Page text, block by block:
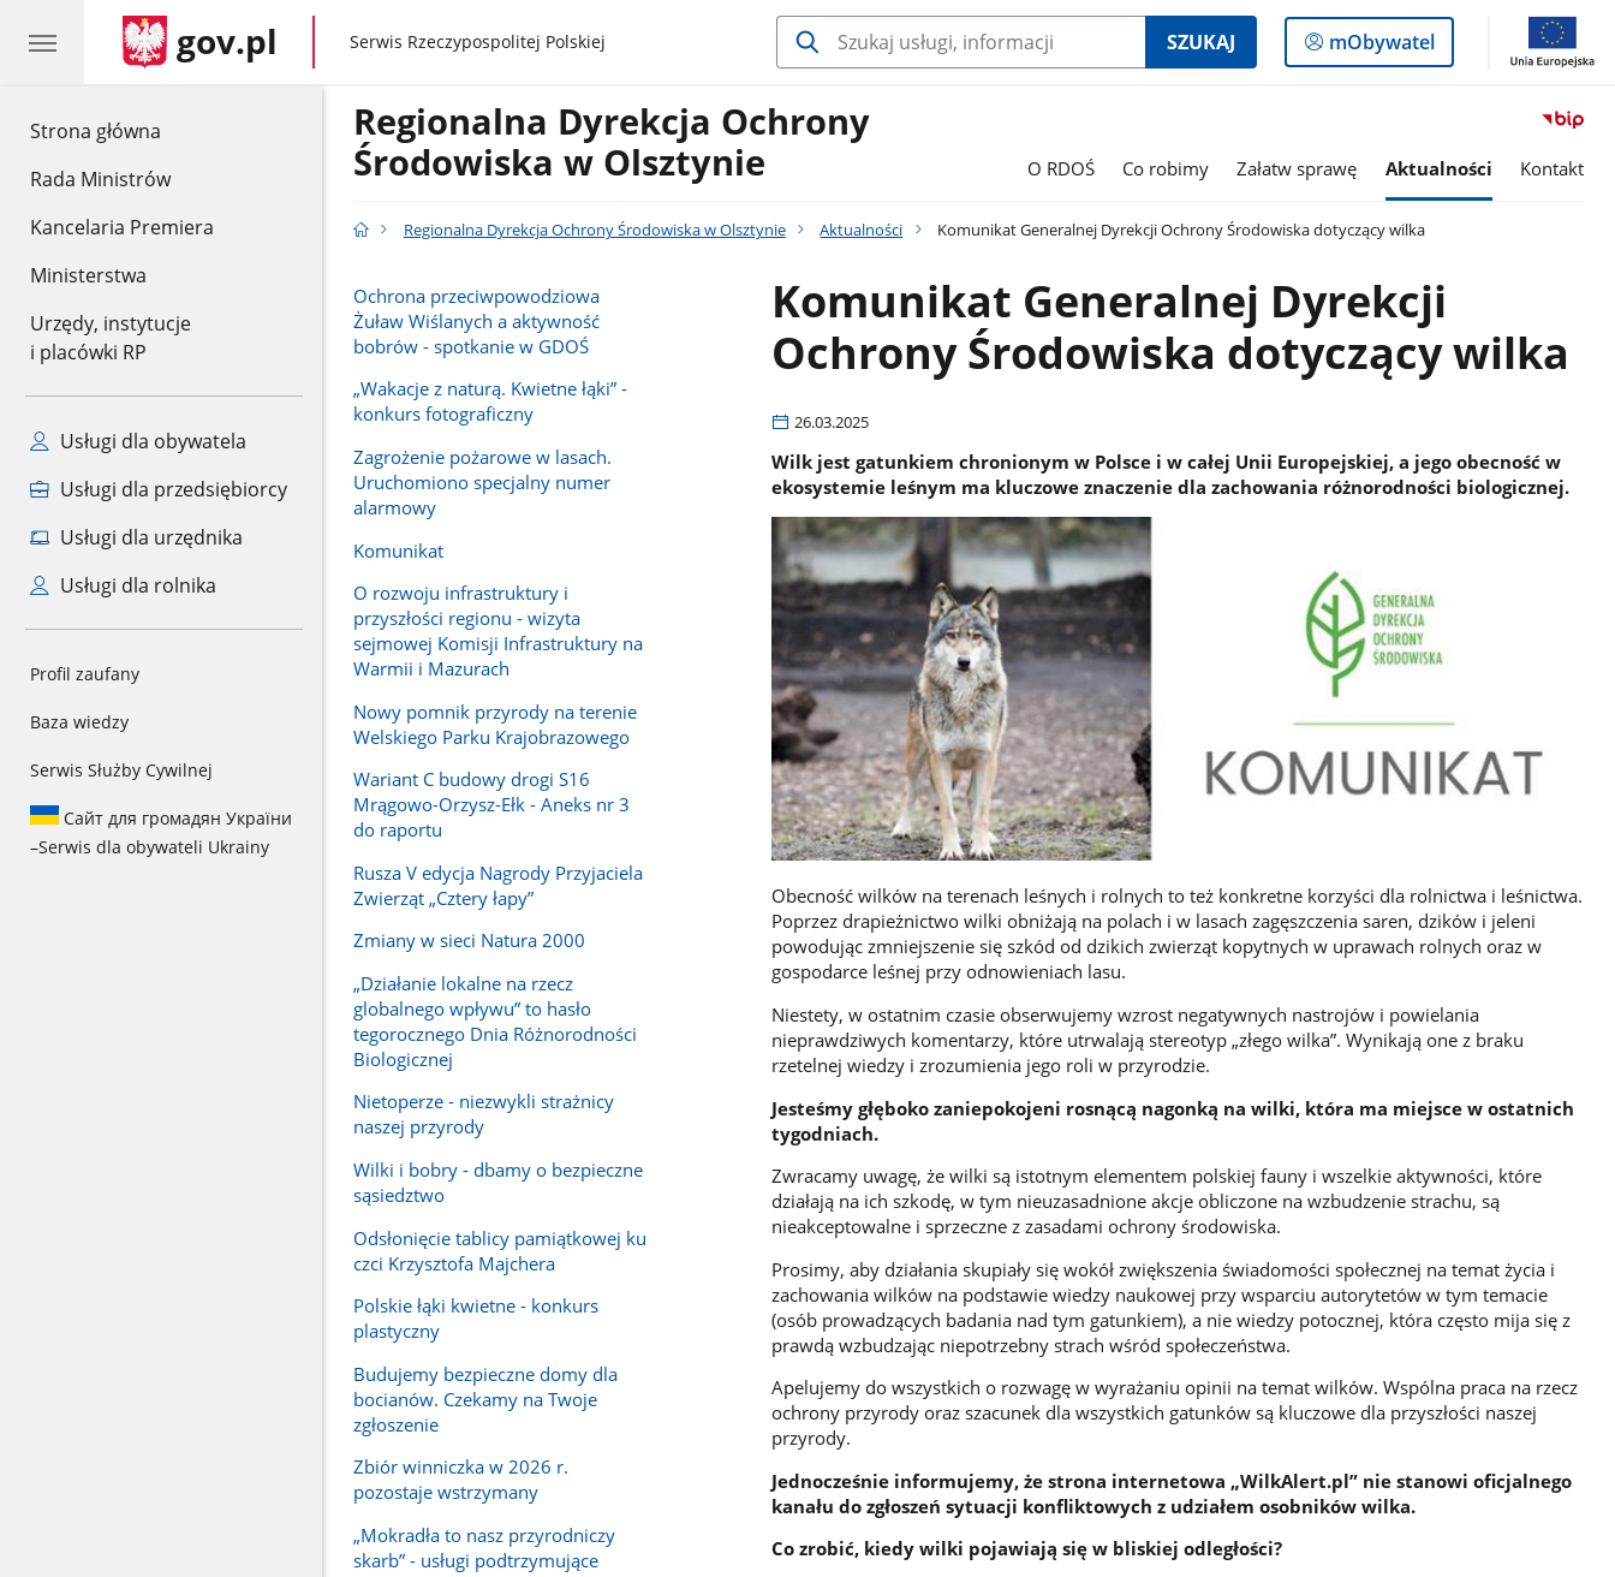
Strona główna
Rada Ministrów
Kancelaria Premiera
Ministerstwa
Urzędy, instytucje
i placówki RP
Usługi dla obywatela
Usługi dla przedsiębiorcy
Usługi dla urzędnika
Usługi dla rolnika
Profil zaufany
Baza wiedzy
Serwis Służby Cywilnej
Сайт для громадян України
–Serwis dla obywateli Ukrainy
gov.pl gov.pl
Serwis Rzeczypospolitej Polskiej SZUKAJ
Logowanie
do
mObywatel
Regionalna Dyrekcja Ochrony
Środowiska w Olsztynie
O RDOŚ Co robimy Załatw sprawę Aktualności Kontakt
Regionalna Dyrekcja Ochrony Środowiska w Olsztynie Aktualności Komunikat Generalnej Dyrekcji Ochrony Środowiska dotyczący wilka
Ochrona przeciwpowodziowa
Żuław Wiślanych a aktywność
bobrów - spotkanie w GDOŚ
„Wakacje z naturą. Kwietne łąki” -
konkurs fotograficzny
Zagrożenie pożarowe w lasach.
Uruchomiono specjalny numer
alarmowy
Komunikat
O rozwoju infrastruktury i
przyszłości regionu - wizyta
sejmowej Komisji Infrastruktury na
Warmii i Mazurach
Nowy pomnik przyrody na terenie
Welskiego Parku Krajobrazowego
Wariant C budowy drogi S16
Mrągowo-Orzysz-Ełk - Aneks nr 3
do raportu
Rusza V edycja Nagrody Przyjaciela
Zwierząt „Cztery łapy”
Zmiany w sieci Natura 2000
„Działanie lokalne na rzecz
globalnego wpływu” to hasło
tegorocznego Dnia Różnorodności
Biologicznej
Nietoperze - niezwykli strażnicy
naszej przyrody
Wilki i bobry - dbamy o bezpieczne
sąsiedztwo
Odsłonięcie tablicy pamiątkowej ku
czci Krzysztofa Majchera
Polskie łąki kwietne - konkurs
plastyczny
Budujemy bezpieczne domy dla
bocianów. Czekamy na Twoje
zgłoszenie
Zbiór winniczka w 2026 r.
pozostaje wstrzymany
„Mokradła to nasz przyrodniczy
skarb” - usługi podtrzymujące
Komunikat Generalnej Dyrekcji
Ochrony Środowiska dotyczący wilka
26.03.2025
Wilk jest gatunkiem chronionym w Polsce i w całej Unii Europejskiej, a jego obecność w
ekosystemie leśnym ma kluczowe znaczenie dla zachowania różnorodności biologicznej.
Obecność wilków na terenach leśnych i rolnych to też konkretne korzyści dla rolnictwa i leśnictwa.
Poprzez drapieżnictwo wilki obniżają na polach i w lasach zagęszczenia saren, dzików i jeleni
powodując zmniejszenie się szkód od dzikich zwierząt kopytnych w uprawach rolnych oraz w
gospodarce leśnej przy odnowieniach lasu.
Niestety, w ostatnim czasie obserwujemy wzrost negatywnych nastrojów i powielania
nieprawdziwych komentarzy, które utrwalają stereotyp „złego wilka”. Wynikają one z braku
rzetelnej wiedzy i zrozumienia jego roli w przyrodzie.
Jesteśmy głęboko zaniepokojeni rosnącą nagonką na wilki, która ma miejsce w ostatnich
tygodniach.
Zwracamy uwagę, że wilki są istotnym elementem polskiej fauny i wszelkie aktywności, które
działają na ich szkodę, w tym nieuzasadnione akcje obliczone na wzbudzenie strachu, są
nieakceptowalne i sprzeczne z zasadami ochrony środowiska.
Prosimy, aby działania skupiały się wokół zwiększenia świadomości społecznej na temat życia i
zachowania wilków na podstawie wiedzy naukowej przy wsparciu autorytetów w tym temacie
(osób prowadzących badania nad tym gatunkiem), a nie wiedzy potocznej, która często mija się z
prawdą wzbudzając niepotrzebny strach wśród społeczeństwa.
Apelujemy do wszystkich o rozwagę w wyrażaniu opinii na temat wilków. Wspólna praca na rzecz
ochrony przyrody oraz szacunek dla wszystkich gatunków są kluczowe dla przyszłości naszej
przyrody.
Jednocześnie informujemy, że strona internetowa „WilkAlert.pl” nie stanowi oficjalnego
kanału do zgłoszeń sytuacji konfliktowych z udziałem osobników wilka.
Co zrobić, kiedy wilki pojawiają się w bliskiej odległości?